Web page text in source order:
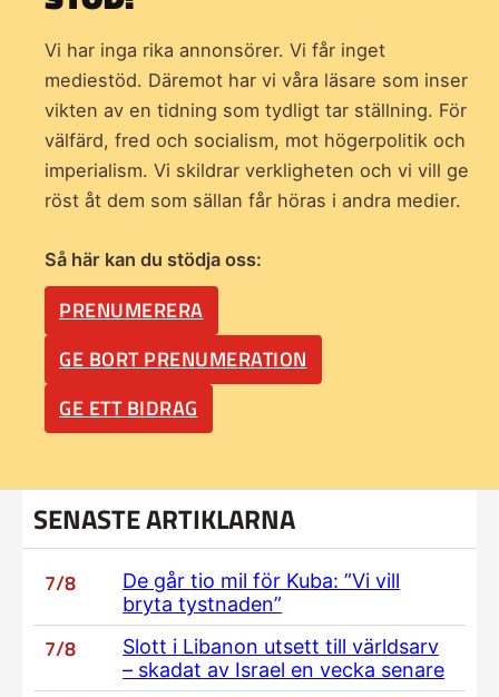
Vi har inga rika annonsörer. Vi får inget
mediestöd. Däremot har vi våra läsare som inser
vikten av en tidning som tydligt tar ställning. För
välfärd, fred och socialism, mot högerpolitik och
imperialism. Vi skildrar verkligheten och vi vill ge
röst åt dem som sällan får höras i andra medier.
Så här kan du stödja oss:
PRENUMERERA
GE BORT PRENUMERATION
GE ETT BIDRAG
SENASTE ARTIKLARNA
7/8
De går tio mil för Kuba: ”Vi vill
bryta tystnaden”
7/8
Slott i Libanon utsett till världsarv
– skadat av Israel en vecka senare